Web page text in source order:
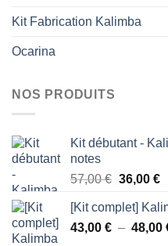
Kit Fabrication Kalimba
Ocarina
NOS PRODUITS
Kit débutant -
notes
57,00€ Le
initial
était :
36,00 €Le
[Kit complet]
43,00 € – 48,00